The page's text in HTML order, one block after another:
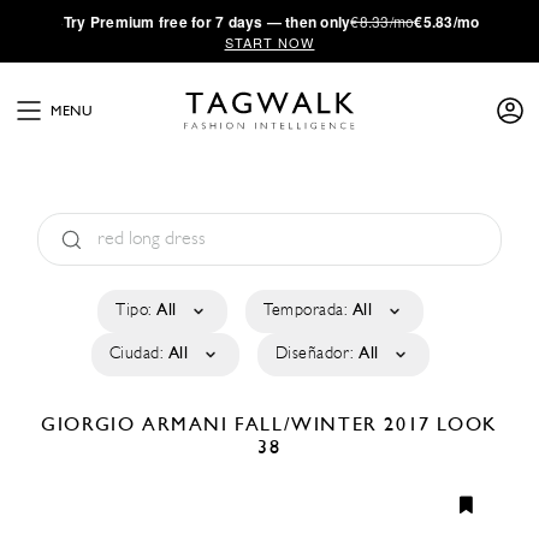
·Try Premium free for 7 days — then only€8.33/mo€5.83/mo
START NOW
MENU
Tipo: All Temporada: All
Ciudad: All Diseñador: All
GIORGIO ARMANI FALL/WINTER 2017 LOOK
38